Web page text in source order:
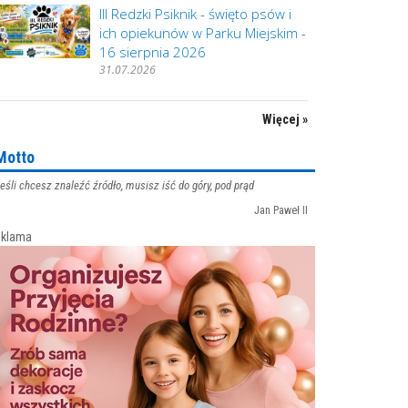
III Redzki Psiknik - święto psów i
ich opiekunów w Parku Miejskim -
16 sierpnia 2026
31.07.2026
Więcej »
chcesz znaleźć źródło, musisz iść do góry, pod prąd
Jan Paweł II